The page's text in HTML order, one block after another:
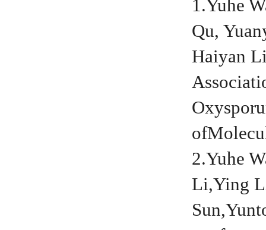
1.Yuhe
Qu,
Haiyan
2.Yuhe
Li,Ying